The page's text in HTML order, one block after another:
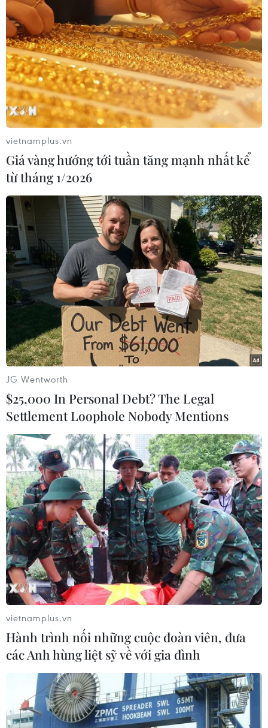
19/11/2019 04:03
Quân đội Israel cho biết, còi báo động đã vang lên,
cảnh báo rocket đang được phóng vào khu vực Cao
nguyên Golan do Israel kiểm soát, tiếp giáp với Syria.
Nga thông báo mở rộng viện trợ nhân đạo
tới miền Bắc Syria
19/11/2019 11:47
Quân đội Nga đã lập 3 chốt mới để phục vụ cho hoạt
động vận chuyển hàng nhân đạo ở khu vực đang trên
bờ vực thảm họa nhân đạo này.
Syria đánh chặn nhiều mục tiêu thù địch
nhằm vào thủ đô Damascus
20/11/2019 00:22
Hệ thống phòng không của nước này cùng ngày đã
đánh chặn nhiều mục tiêu thù địch trên bầu trời thủ đô
Damascus và đã bắn hạ một số quả tên lửa.
vietnamplus.vn
Giá vàng hướng tới tuần tăng mạnh nhất kể
từ tháng 1/2026
JG Wentworth
$25,000 In Personal Debt? The Legal
Settlement Loophole Nobody Mentions
vietnamplus.vn
Hành trình nối những cuộc đoàn viên, đưa
các Anh hùng liệt sỹ về với gia đình